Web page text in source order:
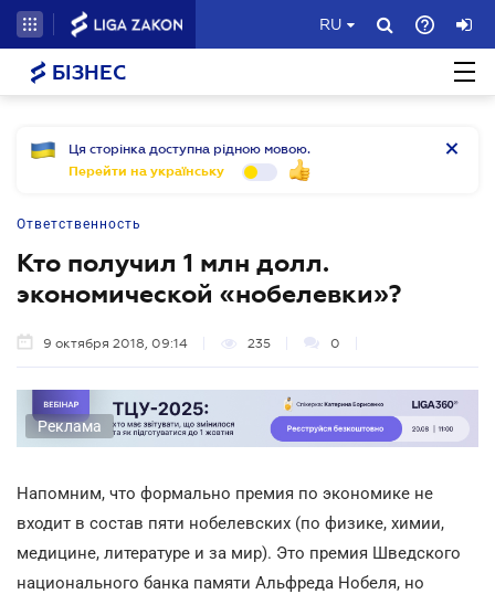
RU
БІЗНЕС
Ця сторінка доступна рідною мовою.
Перейти на українську
Ответственность
Кто получил 1 млн долл.
экономической «нобелевки»?
9 октября 2018, 09:14 235 0
Реклама
Напомним, что формально премия по экономике не
входит в состав пяти нобелевских (по физике, химии,
медицине, литературе и за мир). Это премия Шведского
национального банка памяти Альфреда Нобеля, но